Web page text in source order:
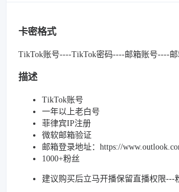
卡密格式
TikTok账号----TikTok密码----邮箱账号----
描述
TikTok账号
一年以上老白号
菲律宾IP注册
微软邮箱验证
邮箱登录地址：https://
1000+粉丝
建议购买后立马开播保留直播权限---